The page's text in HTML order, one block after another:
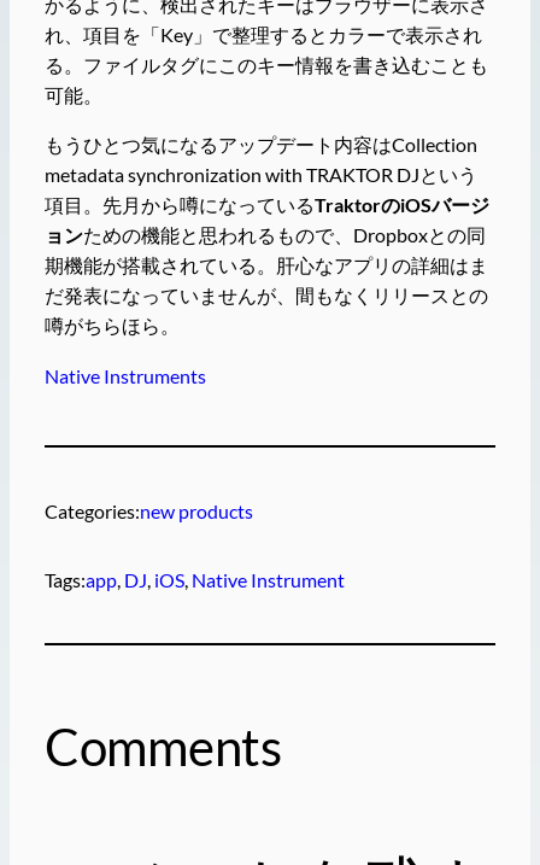
れ、項目を「Key」で整理するとカラーで表示され
る。ファイルタグにこのキー情報を書き込むことも
可能。
もうひとつ気になるアップデート内容はCollection
metadata synchronization with TRAKTOR DJという
項目。先月から噂になっているTraktorのiOSバージ
ョンための機能と思われるもので、Dropboxとの同
期機能が搭載されている。肝心なアプリの詳細はま
だ発表になっていませんが、間もなくリリースとの
噂がちらほら。
Native Instruments
Categories:new products
Tags:app, DJ, iOS, Native Instrument
Comments